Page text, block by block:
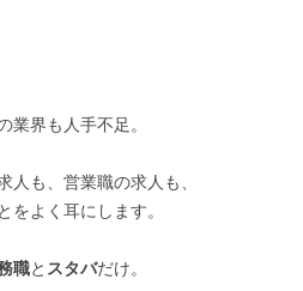
業界も人手不足。
人も、営業職の求人も、
をよく耳にします。
職と スタバだけ。